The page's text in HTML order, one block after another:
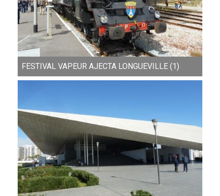
FESTIVAL VAPEUR AJECTA LONGUEVILLE (1)